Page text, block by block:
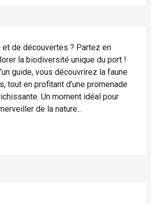
et de découvertes ? Partez en
la biodiversité unique du port !
guide, vous découvrirez la faune
tout en profitant d’une promenade
Un moment idéal pour
de la nature...